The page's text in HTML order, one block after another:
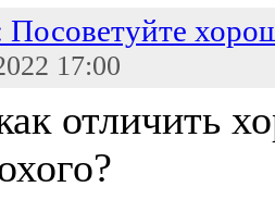
Посоветуйте
17:00
отличить